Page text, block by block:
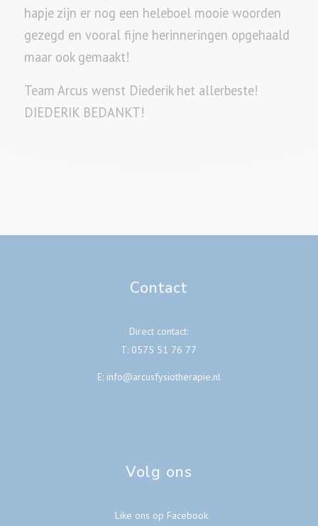
hapje zijn er nog een heleboel mooie woorden
gezegd en vooral fijne herinneringen opgehaald
maar ook gemaakt!
Team Arcus wenst Diederik het allerbeste!
DIEDERIK BEDANKT!
Contact
Direct contact:
T: 0575 51 76 77
E: info@arcusfysiotherapie.nl
Volg ons
Like ons op Facebook